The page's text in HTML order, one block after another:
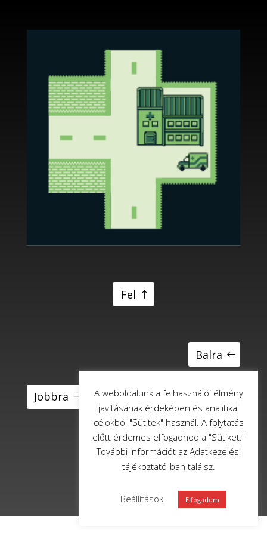
Fel
Balra
Jobbra
Le
A weboldalunk a felhasználói élmény
javításának érdekében és analitikai
célokból "Sütitek" használ. A folytatás
előtt érdemes elfogadnod a "Sütiket."
További információt az Adatkezelési
tájékoztató-ban találsz.
Beállítások Elfogadom